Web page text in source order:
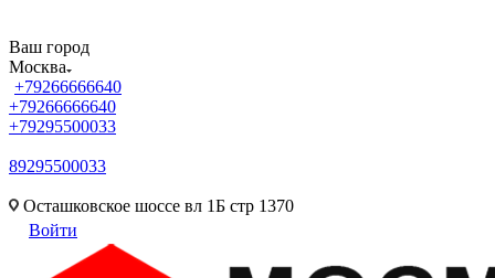
Ваш город
Москва
+79266666640
+79266666640
+79295500033
89295500033
Осташковское шоссе вл 1Б стр 1370
Войти